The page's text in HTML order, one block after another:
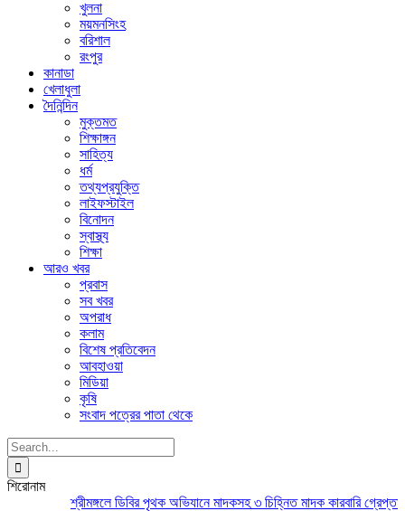
খুলনা
ময়মনসিংহ
বরিশাল
রংপুর
কানাডা
খেলাধুলা
দৈনিন্দিন
মুক্তমত
শিক্ষাঙ্গন
সাহিত্য
ধর্ম
তথ্যপ্রযুক্তি
লাইফস্টাইল
বিনোদন
স্বাস্থ্য
শিক্ষা
আরও খবর
প্রবাস
সব খবর
অপরাধ
কলাম
বিশেষ প্রতিবেদন
আবহাওয়া
মিডিয়া
কৃষি
সংবাদ পত্রের পাতা থেকে
Search
for:
শিরোনাম
শ্রীমঙ্গলে ডিবির পৃথক অভিযানে মাদকসহ ৩ চিহ্নিত মাদক কারবারি গ্রেপ্তার